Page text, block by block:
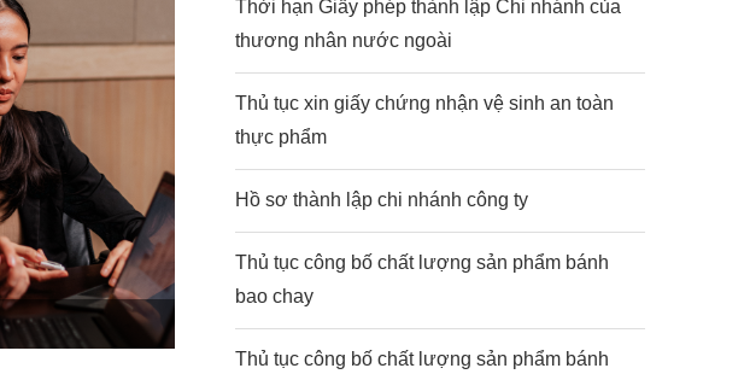
Thời hạn Giấy phép thành lập Chi nhánh của
thương nhân nước ngoài
Thủ tục xin giấy chứng nhận vệ sinh an toàn
thực phẩm
Hồ sơ thành lập chi nhánh công ty
Thủ tục công bố chất lượng sản phẩm bánh
bao chay
Thủ tục công bố chất lượng sản phẩm bánh